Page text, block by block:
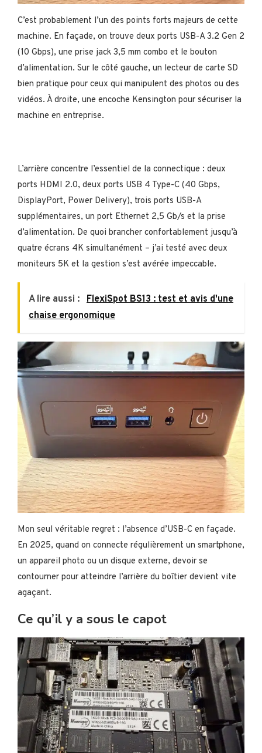
C’est probablement l’un des points forts majeurs de cette
machine. En façade, on trouve deux ports USB-A 3.2 Gen 2
(10 Gbps), une prise jack 3,5 mm combo et le bouton
d’alimentation. Sur le côté gauche, un lecteur de carte SD
bien pratique pour ceux qui manipulent des photos ou des
vidéos. À droite, une encoche Kensington pour sécuriser la
machine en entreprise.
L’arrière concentre l’essentiel de la connectique : deux
ports HDMI 2.0, deux ports USB 4 Type-C (40 Gbps,
DisplayPort, Power Delivery), trois ports USB-A
supplémentaires, un port Ethernet 2,5 Gb/s et la prise
d’alimentation. De quoi brancher confortablement jusqu’à
quatre écrans 4K simultanément – j’ai testé avec deux
moniteurs 5K et la gestion s’est avérée impeccable.
A lire aussi : FlexiSpot BS13 : test et avis d'une
chaise ergonomique
Mon seul véritable regret : l’absence d’USB-C en façade.
En 2025, quand on connecte régulièrement un smartphone,
un appareil photo ou un disque externe, devoir se
contourner pour atteindre l’arrière du boîtier devient vite
agaçant.
Ce qu’il y a sous le capot